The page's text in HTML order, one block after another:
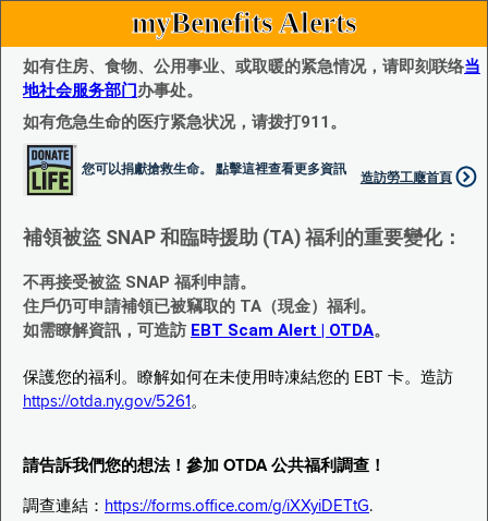
myBenefits Alerts
如有住房、食物、公用事业、或取暖的紧急情况，请即刻联络当
地社会服务部门办事处。
如有危急生命的医疗紧急状况，请拨打911。
您可以捐獻搶救生命。 點擊這裡查看更多資訊
造訪勞工廰首頁
補領被盜 SNAP 和臨時援助 (TA) 福利的重要變化：
不再接受被盜 SNAP 福利申請。
住戶仍可申請補領已被竊取的 TA（現金）福利。
如需瞭解資訊，可造訪 EBT Scam Alert | OTDA。
保護您的福利。瞭解如何在未使用時凍結您的 EBT 卡。造訪
https://otda.ny.gov/5261 。
請告訴我們您的想法！參加 OTDA 公共福利調查！
調查連結： https://forms.office.com/g/iXXyiDETtG.